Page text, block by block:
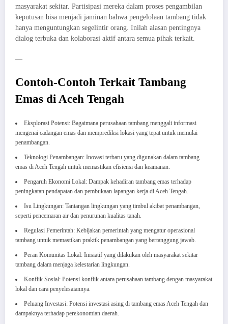
masyarakat sekitar. Partisipasi mereka dalam proses pengambilan
keputusan bisa menjadi jaminan bahwa pengelolaan tambang tidak
hanya menguntungkan segelintir orang. Inilah alasan pentingnya
dialog terbuka dan kolaborasi aktif antara semua pihak terkait.
—
Contoh-Contoh Terkait Tambang
Emas di Aceh Tengah
Eksplorasi Potensi: Bagaimana perusahaan tambang menggali informasi
mengenai cadangan emas dan memprediksi lokasi yang tepat untuk memulai
penambangan.
Teknologi Penambangan: Inovasi terbaru yang digunakan dalam tambang
emas di Aceh Tengah untuk memastikan efisiensi dan keamanan.
Pengaruh Ekonomi Lokal: Dampak kehadiran tambang emas terhadap
peningkatan pendapatan dan pembukaan lapangan kerja di Aceh Tengah.
Isu Lingkungan: Tantangan lingkungan yang timbul akibat penambangan,
seperti pencemaran air dan penurunan kualitas tanah.
Regulasi Pemerintah: Kebijakan pemerintah yang mengatur operasional
tambang untuk memastikan praktik penambangan yang bertanggung jawab.
Peran Komunitas Lokal: Inisiatif yang dilakukan oleh masyarakat sekitar
tambang dalam menjaga kelestarian lingkungan.
Konflik Sosial: Potensi konflik antara perusahaan tambang dengan masyarakat
lokal dan cara penyelesaiannya.
Peluang Investasi: Potensi investasi asing di tambang emas Aceh Tengah dan
dampaknya terhadap perekonomian daerah.